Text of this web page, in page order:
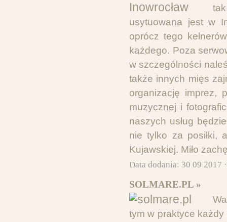
usytuowana jest w
oprócz tego
każdego. Poza
w szczególności
także innych mięs
organizację imprez,
muzycznej i
naszych usług
nie tylko za posiłki,
Kujawskiej. Miło
Data dodania: 30 09 2017
SOLMARE.PL »
tym w praktyce